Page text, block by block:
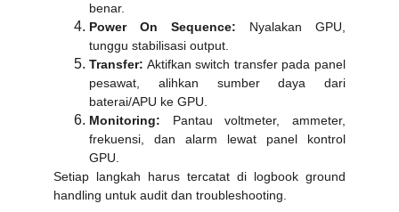
benar.
Power On Sequence: Nyalakan GPU,
tunggu stabilisasi output.
Transfer: Aktifkan switch transfer pada panel
pesawat, alihkan sumber daya dari
baterai/APU ke GPU.
Monitoring: Pantau voltmeter, ammeter,
frekuensi, dan alarm lewat panel kontrol
GPU.
Setiap langkah harus tercatat di logbook ground
handling untuk audit dan troubleshooting.